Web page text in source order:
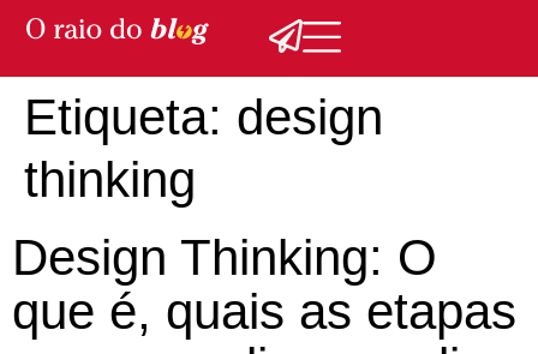
Etiqueta: design
thinking
Design Thinking: O
que é, quais as etapas